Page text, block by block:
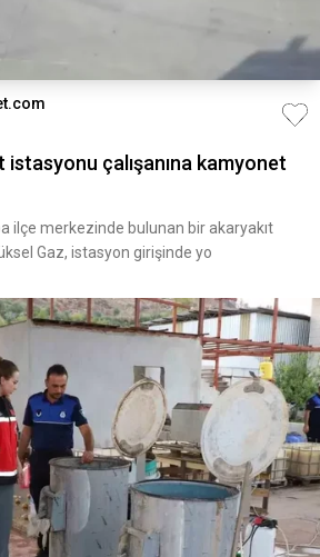
istasyonu çalışanına kamyonet
ilçe merkezinde bulunan bir akaryakıt
Gaz, istasyon girişinde yo